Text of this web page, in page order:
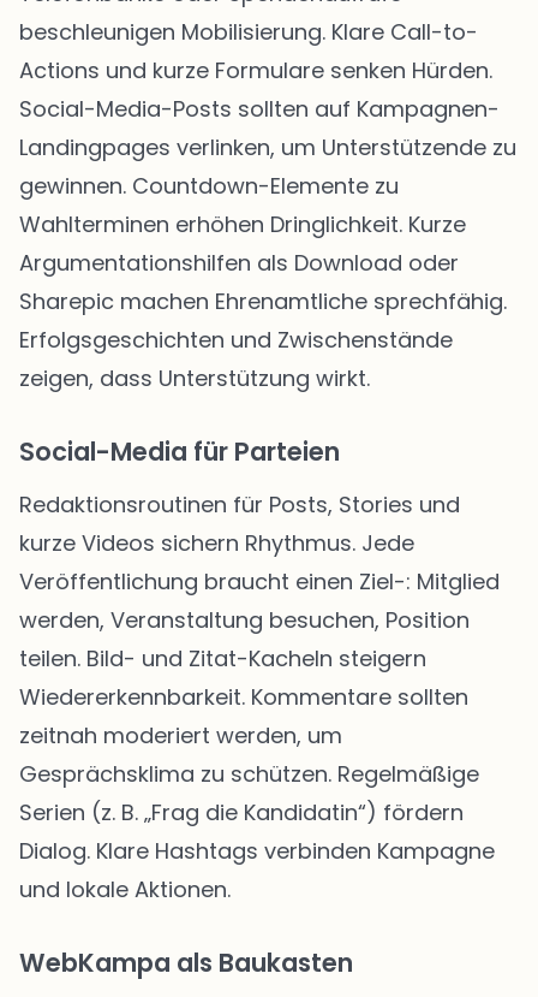
beschleunigen Mobilisierung. Klare Call-to-
Actions und kurze Formulare senken Hürden.
Social-Media-Posts sollten auf Kampagnen-
Landingpages verlinken, um Unterstützende zu
gewinnen. Countdown-Elemente zu
Wahlterminen erhöhen Dringlichkeit. Kurze
Argumentationshilfen als Download oder
Sharepic machen Ehrenamtliche sprechfähig.
Erfolgsgeschichten und Zwischenstände
zeigen, dass Unterstützung wirkt.
Social-Media für Parteien
Redaktionsroutinen für Posts, Stories und
kurze Videos sichern Rhythmus. Jede
Veröffentlichung braucht einen Ziel-: Mitglied
werden, Veranstaltung besuchen, Position
teilen. Bild- und Zitat-Kacheln steigern
Wiedererkennbarkeit. Kommentare sollten
zeitnah moderiert werden, um
Gesprächsklima zu schützen. Regelmäßige
Serien (z. B. „Frag die Kandidatin“) fördern
Dialog. Klare Hashtags verbinden Kampagne
und lokale Aktionen.
WebKampa als Baukasten